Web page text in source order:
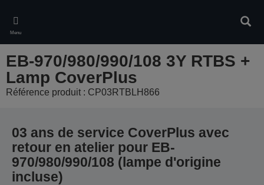
main
content
Menu
EB-970/980/990/108 3Y RTBS +
Lamp CoverPlus
Référence produit : CP03RTBLH866
03 ans de service CoverPlus avec
retour en atelier pour EB-
970/980/990/108 (lampe d'origine
incluse)